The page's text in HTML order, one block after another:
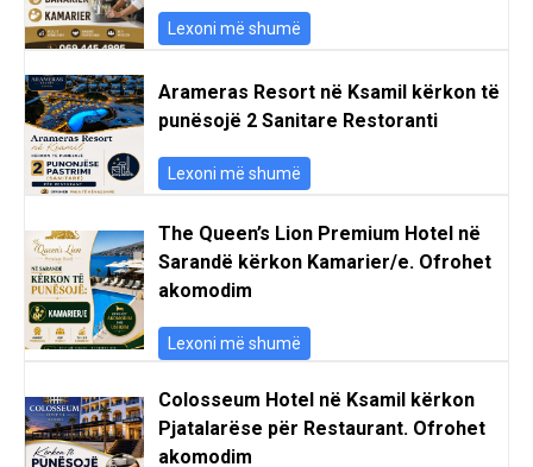
Lexoni më shumë
Arameras Resort në Ksamil kërkon të
punësojë 2 Sanitare Restoranti
Lexoni më shumë
The Queen’s Lion Premium Hotel në
Sarandë kërkon Kamarier/e. Ofrohet
akomodim
Lexoni më shumë
Colosseum Hotel në Ksamil kërkon
Pjatalarëse për Restaurant. Ofrohet
akomodim